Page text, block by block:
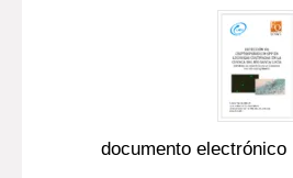
documento electrónico